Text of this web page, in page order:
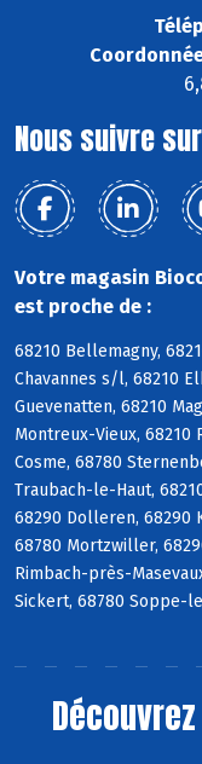
Nous suivre sur
Votre magasin
est proche de :
68210 Bellemagny,
Chavannes s/l, 68210
Guevenatten, 68210
Montreux-Vieux, 68210
Cosme, 68780
Traubach-le-Haut,
68290 Dolleren, 68290
68780 Mortzwiller,
Rimbach-près-
Sickert, 68780 Soppe-